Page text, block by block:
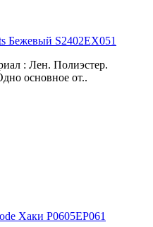
Бежевый S2402EX051
: Лен. Полиэстер.
основное от..
Хаки P0605EP061